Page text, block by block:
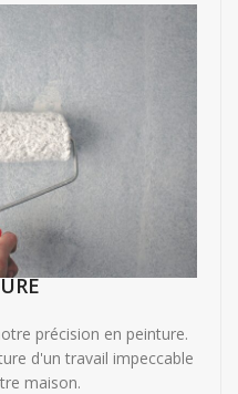
précision en peinture.
d'un travail impeccable
maison.